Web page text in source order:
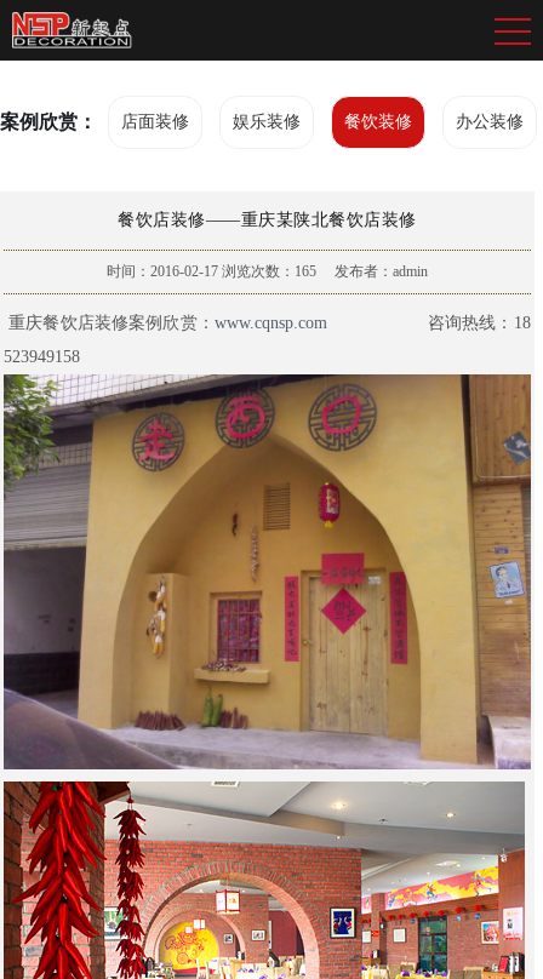
案例欣赏： 店面装修 娱乐装修 餐饮装修 办公装修
餐饮店装修——重庆某陕北餐饮店装修
时间：2016-02-17浏览次数： 165 发布者：admin
重庆餐饮店装修案例欣赏： www.cqnsp.com咨询热线：18
523949158